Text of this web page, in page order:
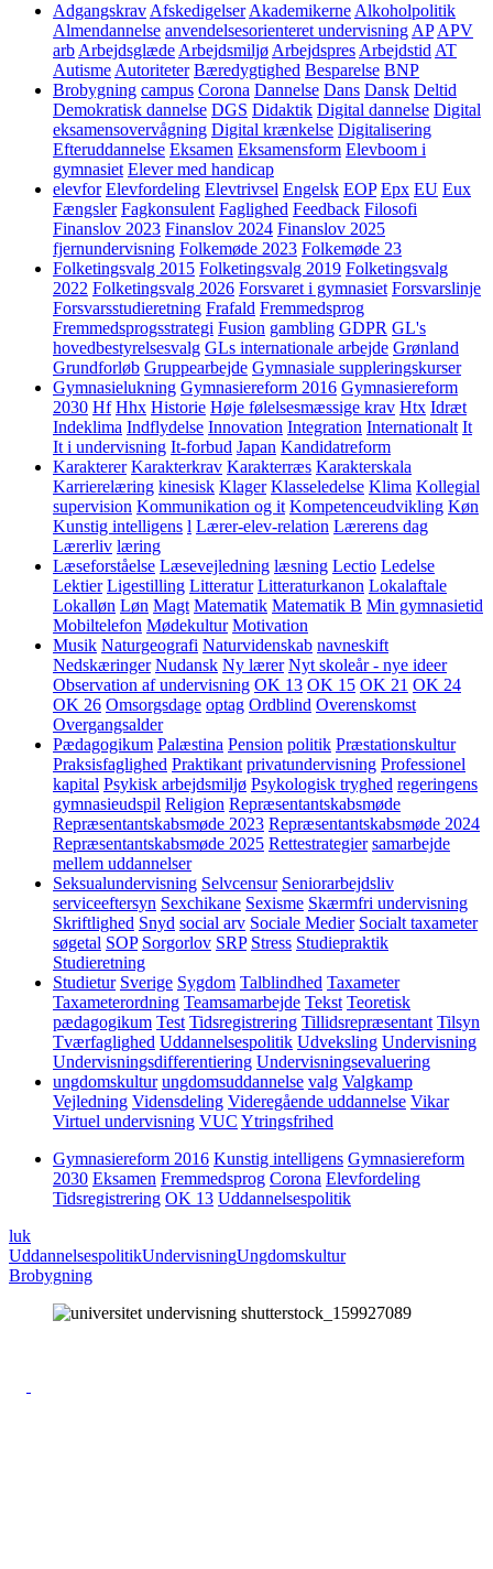
Adgangskrav Afskedigelser Akademikerne Alkoholpolitik
Almendannelse anvendelsesorienteret undervisning AP APV
arb Arbejdsglæde Arbejdsmiljø Arbejdspres Arbejdstid AT
Autisme Autoriteter Bæredygtighed Besparelse BNP
Brobygning campus Corona Dannelse Dans Dansk Deltid
Demokratisk dannelse DGS Didaktik Digital dannelse Digital
eksamensovervågning Digital krænkelse Digitalisering
Efteruddannelse Eksamen Eksamensform Elevboom i
gymnasiet Elever med handicap
elevfor Elevfordeling Elevtrivsel Engelsk EOP Epx EU Eux
Fængsler Fagkonsulent Faglighed Feedback Filosofi
Finanslov 2023 Finanslov 2024 Finanslov 2025
fjernundervisning Folkemøde 2023 Folkemøde 23
Folketingsvalg 2015 Folketingsvalg 2019 Folketingsvalg
2022 Folketingsvalg 2026 Forsvaret i gymnasiet Forsvarslinje
Forsvarsstudieretning Frafald Fremmedsprog
Fremmedsprogsstrategi Fusion gambling GDPR GL's
hovedbestyrelsesvalg GLs internationale arbejde Grønland
Grundforløb Gruppearbejde Gymnasiale suppleringskurser
Gymnasielukning Gymnasiereform 2016 Gymnasiereform
2030 Hf Hhx Historie Høje følelsesmæssige krav Htx Idræt
Indeklima Indflydelse Innovation Integration Internationalt It
It i undervisning It-forbud Japan Kandidatreform
Karakterer Karakterkrav Karakterræs Karakterskala
Karrierelæring kinesisk Klager Klasseledelse Klima Kollegial
supervision Kommunikation og it Kompetenceudvikling Køn
Kunstig intelligens l Lærer-elev-relation Lærerens dag
Lærerliv læring
Læseforståelse Læsevejledning læsning Lectio Ledelse
Lektier Ligestilling Litteratur Litteraturkanon Lokalaftale
Lokalløn Løn Magt Matematik Matematik B Min gymnasietid
Mobiltelefon Mødekultur Motivation
Musik Naturgeografi Naturvidenskab navneskift
Nedskæringer Nudansk Ny lærer Nyt skoleår - nye ideer
Observation af undervisning OK 13 OK 15 OK 21 OK 24
OK 26 Omsorgsdage optag Ordblind Overenskomst
Overgangsalder
Pædagogikum Palæstina Pension politik Præstationskultur
Praksisfaglighed Praktikant privatundervisning Professionel
kapital Psykisk arbejdsmiljø Psykologisk tryghed regeringens
gymnasieudspil Religion Repræsentantskabsmøde
Repræsentantskabsmøde 2023 Repræsentantskabsmøde 2024
Repræsentantskabsmøde 2025 Rettestrategier samarbejde
mellem uddannelser
Seksualundervisning Selvcensur Seniorarbejdsliv
serviceeftersyn Sexchikane Sexisme Skærmfri undervisning
Skriftlighed Snyd social arv Sociale Medier Socialt taxameter
søgetal SOP Sorgorlov SRP Stress Studiepraktik
Studieretning
Studietur Sverige Sygdom Talblindhed Taxameter
Taxameterordning Teamsamarbejde Tekst Teoretisk
pædagogikum Test Tidsregistrering Tillidsrepræsentant Tilsyn
Tværfaglighed Uddannelsespolitik Udveksling Undervisning
Undervisningsdifferentiering Undervisningsevaluering
ungdomskultur ungdomsuddannelse valg Valgkamp
Vejledning Vidensdeling Videregående uddannelse Vikar
Virtuel undervisning VUC Ytringsfrihed
Gymnasiereform 2016 Kunstig intelligens Gymnasiereform
2030 Eksamen Fremmedsprog Corona Elevfordeling
Tidsregistrering OK 13 Uddannelsespolitik
luk
UddannelsespolitikUndervisningUngdomskultur
Brobygning